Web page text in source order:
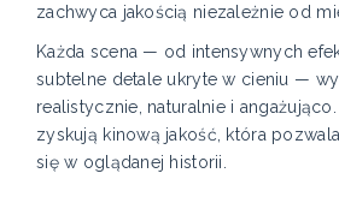
zachwyca jakością niezależnie od
Każda scena — od intensywnych
subtelne detale ukryte w cieniu —
realistycznie, naturalnie i
zyskują kinową jakość, która
się w oglądanej historii.